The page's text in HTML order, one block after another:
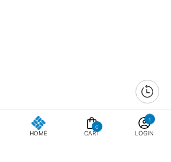
HOME
0
CART LOGIN